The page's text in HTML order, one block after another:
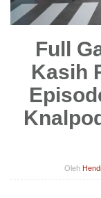
Full
Kasih
Oleh